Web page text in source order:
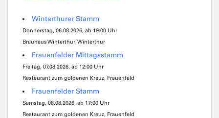
Winterthurer Stamm
Donnerstag, 06.08.2026, ab 19:00 Uhr
Brauhaus Winterthur, Winterthur
Frauenfelder Mittagsstamm
Freitag, 07.08.2026, ab 12:00 Uhr
Restaurant zum goldenen Kreuz, Frauenfeld
Frauenfelder Stamm
Samstag, 08.08.2026, ab 17:00 Uhr
Restaurant zum goldenen Kreuz, Frauenfeld